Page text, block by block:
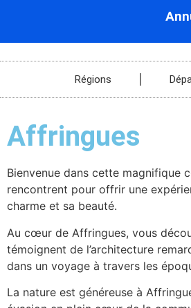
Régions
Affringues
Bienvenue dans cette magnifique
rencontrent pour offrir une
charme et sa beauté.
Au cœur de Affringues, vous
témoignent de l’architecture
dans un voyage à travers les
La nature est généreuse à